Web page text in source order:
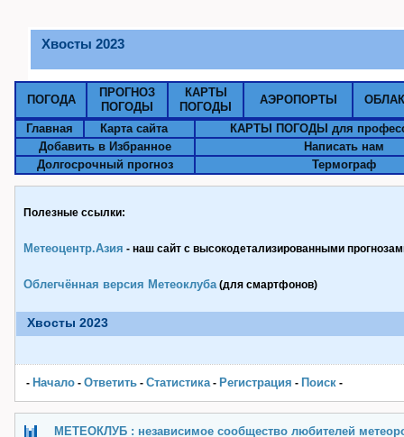
Хвосты 2023
ПОГОДА
ПРОГНОЗ
ПОГОДЫ
КАРТЫ
ПОГОДЫ
АЭРОПОРТЫ
Главная Карта сайта
КАРТЫ ПОГОДЫ для
Добавить в Избранное
Написать нам
Долгосрочный прогноз
Термограф
Полезные ссылки:
Метеоцентр.Азия - наш сайт с высокодетализированными
Облегчённая версия Метеоклуба(для смартфонов)
Хвосты 2023
- Начало - Ответить - Статистика- Pегистрация - Поиск -
МЕТЕОКЛУБ : независимое сообщество любителей